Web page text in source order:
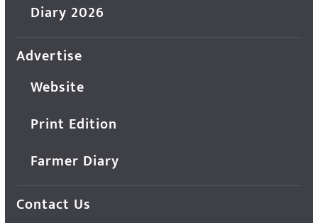
Diary 2026
Advertise
Website
Print Edition
Farmer Diary
Contact Us